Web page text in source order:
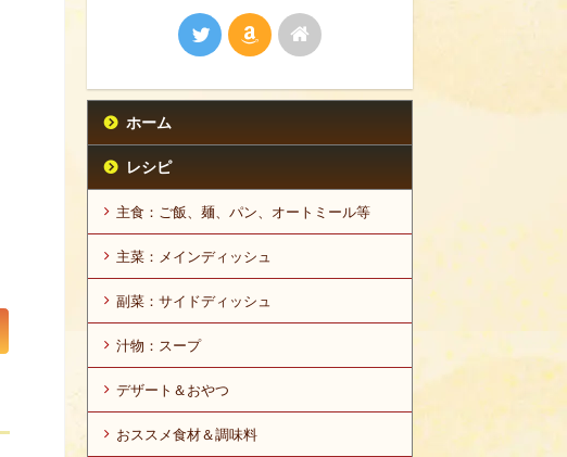
ホーム
レシピ
主食：ご飯、麺、パン、オートミール等
主菜：メインディッシュ
副菜：サイドディッシュ
汁物：スープ
デザート＆おやつ
おススメ食材＆調味料